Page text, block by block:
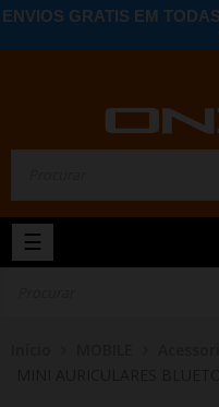
ENVIOS GRATIS EM
Toggle
navigation
☰